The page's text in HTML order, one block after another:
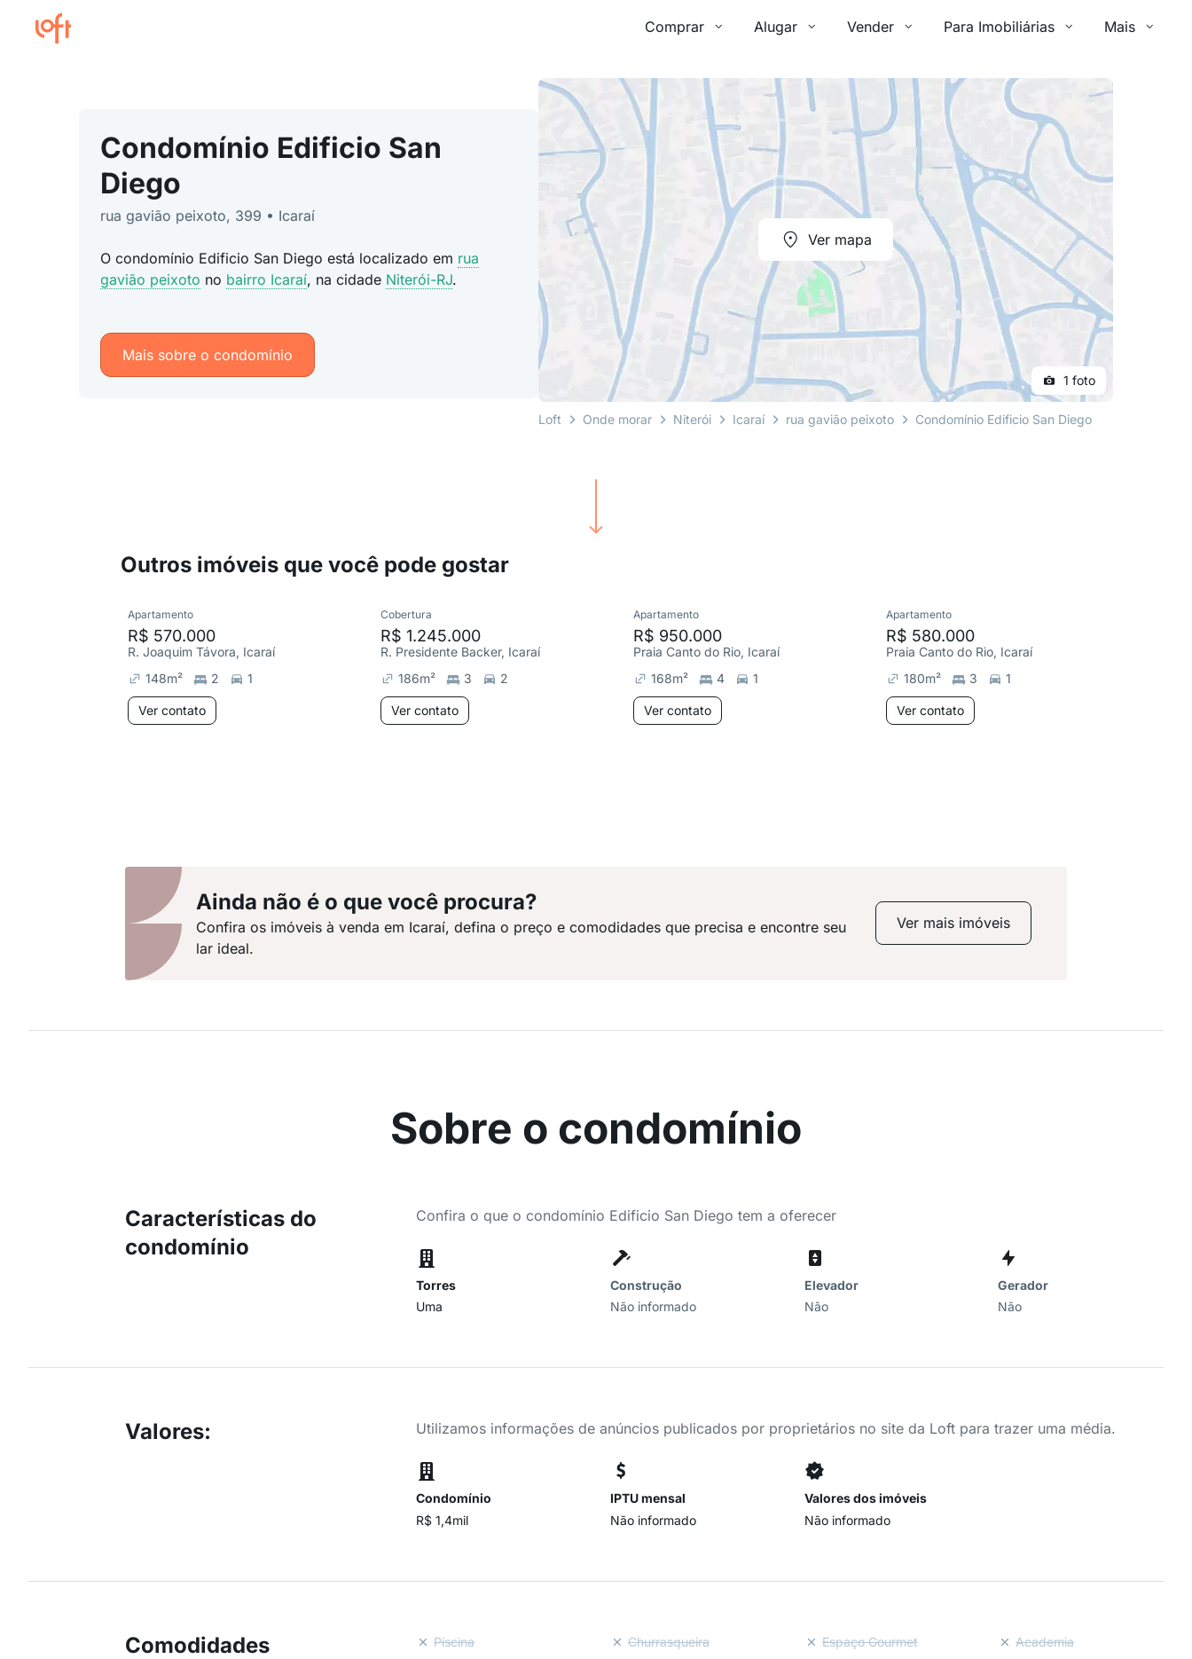
Comprar Alugar Vender Para Imobiliárias Mais
Condomínio Edificio San
Diego
rua gavião peixoto, 399 • Icaraí
O condomínio Edificio San Diego está localizado em rua
gavião peixoto no bairro Icaraí, na cidade Niterói-RJ.
Mais sobre o condomínio
Ver mapa
1 foto
Loft Onde morar Niterói Icaraí rua gavião peixoto Condomínio Edificio San Diego
Outros imóveis que você pode gostar
Apartamento
R$ 570.000
R. Joaquim Távora, Icaraí
148m² 2 1
Ver contato
Cobertura
R$ 1.245.000
R. Presidente Backer, Icaraí
186m² 3 2
Ver contato
Apartamento
R$ 950.000
Praia Canto do Rio, Icaraí
168m² 4 1
Ver contato
Apartamento
R$ 580.000
Praia Canto do Rio, Icaraí
180m² 3 1
Ver contato
Ainda não é o que você procura?
Confira os imóveis à venda em Icaraí, defina o preço e comodidades que precisa e encontre seu
lar ideal.
Ver mais imóveis
Sobre o condomínio
Características do
condomínio
Confira o que o condomínio Edificio San Diego tem a oferecer
Torres
Uma
Construção
Não informado
Elevador
Não
Gerador
Não
Valores: Utilizamos informações de anúncios publicados por proprietários no site da Loft para trazer uma média.
Condomínio
R$ 1,4mil
IPTU mensal
Não informado
Valores dos imóveis
Não informado
Comodidades
Piscina Churrasqueira Espaço Gourmet Academia